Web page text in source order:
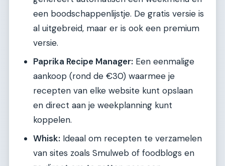
een boodschappenlijstje. De gratis versie is
al uitgebreid, maar er is ook een premium
versie.
Paprika Recipe Manager: Een eenmalige
aankoop (rond de €30) waarmee je
recepten van elke website kunt opslaan
en direct aan je weekplanning kunt
koppelen.
Whisk: Ideaal om recepten te verzamelen
van sites zoals Smulweb of foodblogs en